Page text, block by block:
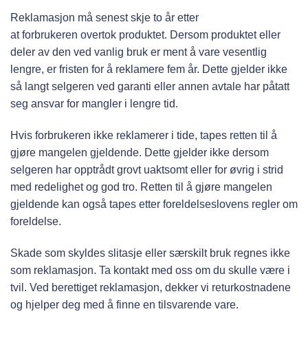
Reklamasjon må senest skje to år etter
at forbrukeren overtok produktet. Dersom produktet eller
deler av den ved vanlig bruk er ment å vare vesentlig
lengre, er fristen for å reklamere fem år. Dette gjelder ikke
så langt selgeren ved garanti eller annen avtale har påtatt
seg ansvar for mangler i lengre tid.
Hvis forbrukeren ikke reklamerer i tide, tapes retten til å
gjøre mangelen gjeldende. Dette gjelder ikke dersom
selgeren har opptrådt grovt uaktsomt eller for øvrig i strid
med redelighet og god tro. Retten til å gjøre mangelen
gjeldende kan også tapes etter foreldelseslovens regler om
foreldelse.
Skade som skyldes slitasje eller særskilt bruk regnes ikke
som reklamasjon. Ta kontakt med oss om du skulle være i
tvil. Ved berettiget reklamasjon, dekker vi returkostnadene
og hjelper deg med å finne en tilsvarende vare.